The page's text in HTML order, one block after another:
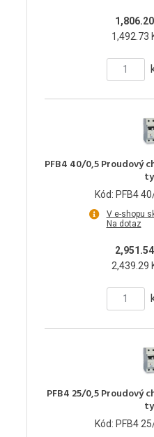
1,492.73
PFB4 40/0,5 Proudový
Kód: PFB4
V e-shopu
Na dotaz
2,439.29
PFB4 25/0,5 Proudový
Kód: PFB4